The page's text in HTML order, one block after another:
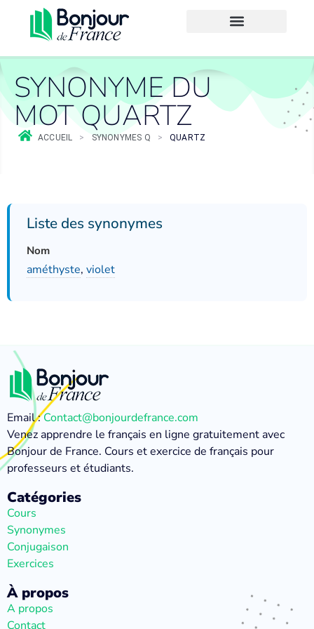
SYNONYME DU
MOT QUARTZ
ACCUEIL > SYNONYMES Q > QUARTZ
Liste des synonymes
Nom
améthyste, violet
Email :Contact@bonjourdefrance.com
Venez apprendre le français en ligne gratuitement avec
Bonjour de France. Cours et exercice de français pour
professeurs et étudiants.
Catégories
Cours
Synonymes
Conjugaison
Exercices
À propos
A propos
Contact